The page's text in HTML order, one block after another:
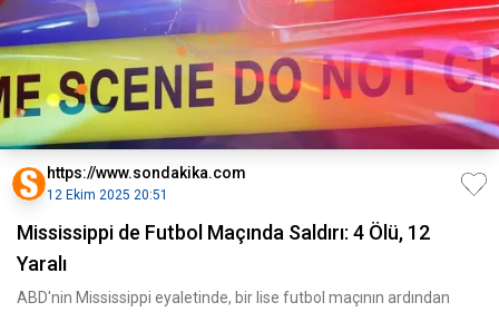
https://www.sondakika.com
12 Ekim 2025 20:51
Mississippi de Futbol Maçında Saldırı: 4 Ölü, 12
Yaralı
ABD'nin Mississippi eyaletinde, bir lise futbol maçının ardından